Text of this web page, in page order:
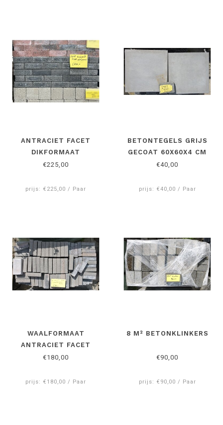
ANTRACIET FACET
DIKFORMAAT
€225,00
prijs: €225,00 / Paar
BETONTEGELS GRIJS
GECOAT 60X60X4 CM
€40,00
prijs: €40,00 / Paar
WAALFORMAAT
ANTRACIET FACET
€180,00
prijs: €180,00 / Paar
8 M² BETONKLINKERS
€90,00
prijs: €90,00 / Paar